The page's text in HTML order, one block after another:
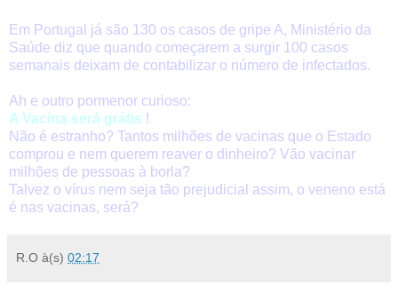
Em Portugal já são 130 os casos de gripe A, Ministério da
Saúde diz que quando começarem a surgir 100 casos
semanais deixam de contabilizar o número de infectados.
Ah e outro pormenor curioso:
A Vacina será grátis !
Não é estranho? Tantos milhões de vacinas que o Estado
comprou e nem querem reaver o dinheiro? Vão vacinar
milhões de pessoas à borla?
Talvez o vírus nem seja tão prejudicial assim, o veneno está
é nas vacinas, será?
R.O à(s) 02:17